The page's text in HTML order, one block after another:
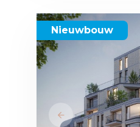
Nieuwbouw